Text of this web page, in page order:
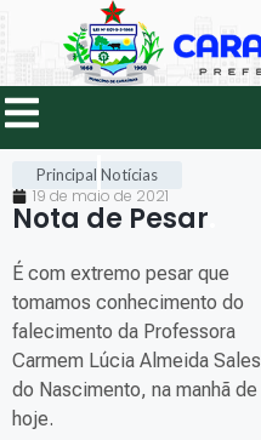
Principal Notícias
19 de maio de 2021
Nota de Pesar
É com extremo pesar que
tomamos conhecimento do
falecimento da Professora
Carmem Lúcia Almeida Sales
do Nascimento, na manhã de
hoje.